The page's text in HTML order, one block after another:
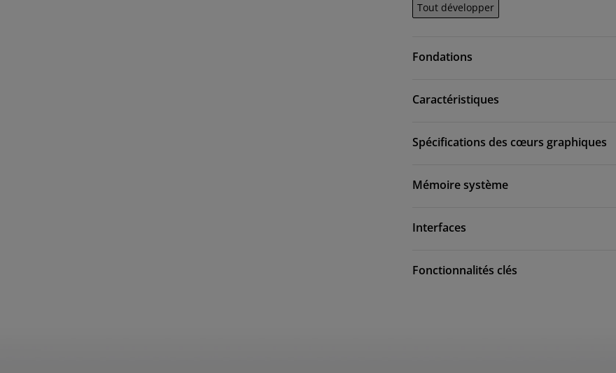
Tout développer
Fondations
Caractéristiques
Spécifications des cœurs graphiques
Mémoire système
Interfaces
Fonctionnalités clés